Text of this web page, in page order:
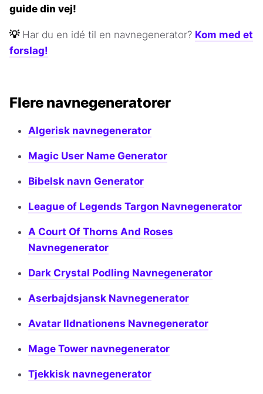
guide din vej!
💡 Har du en idé til en navnegenerator? Kom med et
forslag!
Flere navnegeneratorer
Algerisk navnegenerator
Magic User Name Generator
Bibelsk navn Generator
League of Legends Targon Navnegenerator
A Court Of Thorns And Roses
Navnegenerator
Dark Crystal Podling Navnegenerator
Aserbajdsjansk Navnegenerator
Avatar Ildnationens Navnegenerator
Mage Tower navnegenerator
Tjekkisk navnegenerator